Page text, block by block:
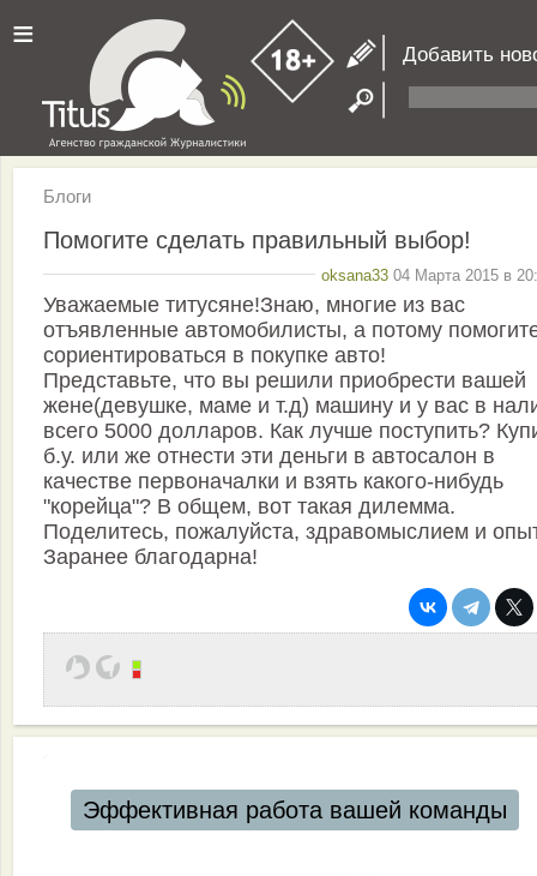
≡ Добавить
Блоги
Помогите сделать правильный выбор!
oksana33 04 Марта 2015 в
Уважаемые титусяне!Знаю, многие из вас
отъявленные автомобилисты, а потому
сориентироваться в покупке авто!
Представьте, что вы решили приобрести вашей
жене(девушке, маме и т.д) машину и у вас в
всего 5000 долларов. Как лучше поступить?
б.у. или же отнести эти деньги в автосалон в
качестве первоначалки и взять какого-нибудь
"корейца"? В общем, вот такая дилемма.
Поделитесь, пожалуйста, здравомыслием и
Заранее благодарна!
Эффективная работа вашей команды